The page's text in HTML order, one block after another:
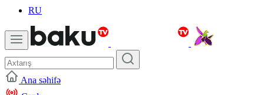
RU
Ana səhifə